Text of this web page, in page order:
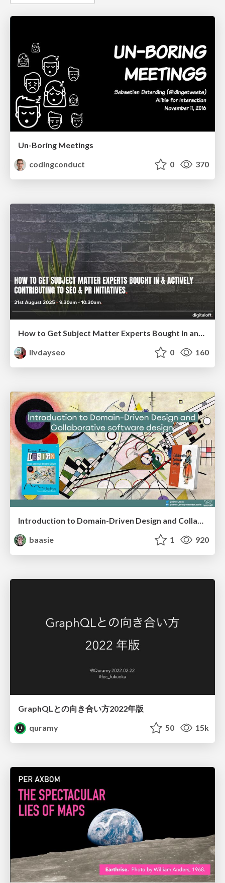
Un-Boring Meetings
codingconduct
0 370
How to Get Subject Matter Experts Bought In and Actively Contributing to SEO & PR Initiatives.
livdayseo
0 160
Introduction to Domain-Driven Design and Collaborative software design
baasie
1 920
GraphQLとの向き合い方2022年版
quramy
50 15k